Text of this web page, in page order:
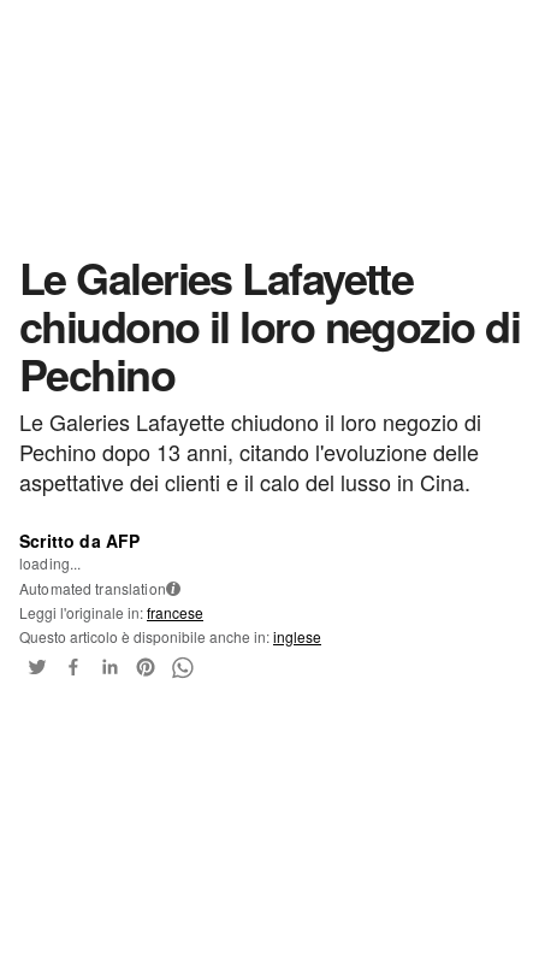
Le Galeries Lafayette
chiudono il loro negozio di
Pechino
Le Galeries Lafayette chiudono il loro negozio di
Pechino dopo 13 anni, citando l'evoluzione delle
aspettative dei clienti e il calo del lusso in Cina.
Scritto da AFP
loading...
Automated translation i
Leggi l'originale in:francese
Questo articolo è disponibile anche in:inglese